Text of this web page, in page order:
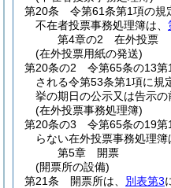
第20条
令第61条第1項の規
不在者投票事務処理簿は、
第4章の2
在外投票
(在外投票用紙の発送)
第20条の2
令第65条の13第
される令第53条第1項に規
挙の期日の公示又は告示の
(在外投票事務処理簿)
第20条の3
令第65条の19第
らない在外投票事務処理簿
第5章
開票
(開票所の設備)
第21条
開票所は、 別表第3